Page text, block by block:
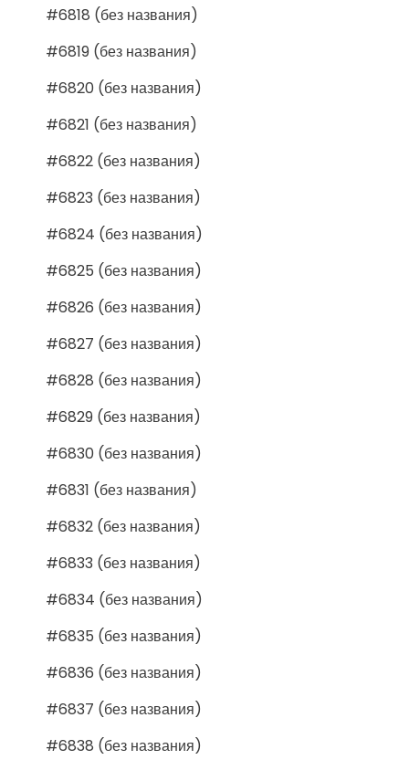
#6818 (без названия)
#6819 (без названия)
#6820 (без названия)
#6821 (без названия)
#6822 (без названия)
#6823 (без названия)
#6824 (без названия)
#6825 (без названия)
#6826 (без названия)
#6827 (без названия)
#6828 (без названия)
#6829 (без названия)
#6830 (без названия)
#6831 (без названия)
#6832 (без названия)
#6833 (без названия)
#6834 (без названия)
#6835 (без названия)
#6836 (без названия)
#6837 (без названия)
#6838 (без названия)